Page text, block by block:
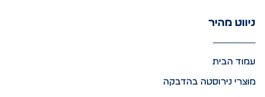
ניווט מהיר
עמוד הבית
מוצרי נירוסטה בהדבקה